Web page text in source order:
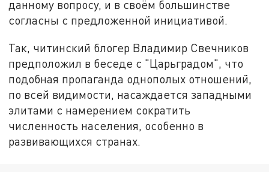
данному вопросу, и в своём большинстве
согласны с предложенной инициативой.
Так, читинский блогер Владимир Свечников
предположил в беседе с "Царьградом", что
подобная пропаганда однополых отношений,
по всей видимости, насаждается западными
элитами с намерением сократить
численность населения, особенно в
развивающихся странах.